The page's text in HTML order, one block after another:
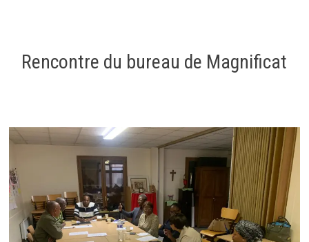
Rencontre du bureau de Magnificat